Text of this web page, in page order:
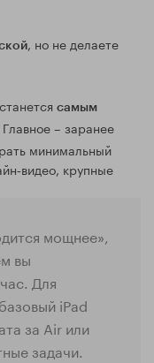
, но не делаете
самым
Главное – заранее
минимальный
крупные
мощнее»,
вы
Для
iPad
за Air или
задачи.